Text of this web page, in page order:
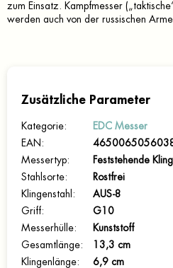
zum Einsatz. Kampfmesser
werden auch von der russischen
Zusätzliche Parameter
Kategorie:
EDC Messer
EAN :
Messertyp:
Feststehende
Stahlsorte:
Rostfrei
Klingenstahl :
AUS-8
Griff:
G10
Messerhülle:
Kunststoff
Gesamtlänge:
13,3 cm
Klingenlänge:
6,9 cm